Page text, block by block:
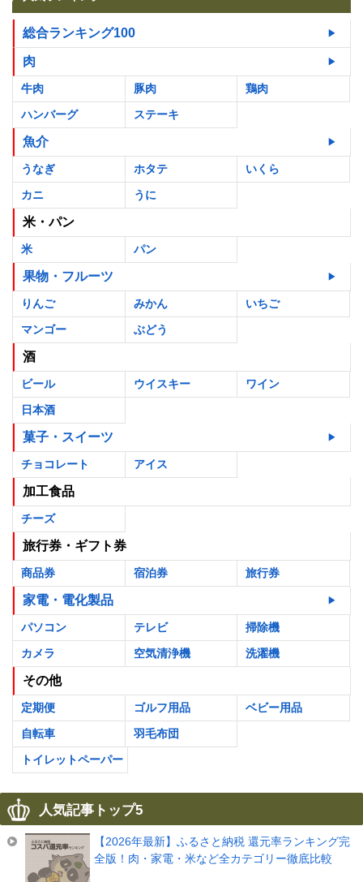
総合ランキング100
肉
牛肉 豚肉
鶏肉
ハンバーグ
ステーキ
魚介
うなぎ ホタテ
いくら
カニ
うに
米・パン
米 パン
果物・フルーツ
りんご みかん
いちご
マンゴー
ぶどう
酒
ビール ウイスキー
ワイン
日本酒
菓子・スイーツ
チョコレート アイス
加工食品
チーズ
旅行券・ギフト券
商品券 宿泊券 旅行券
家電・電化製品
パソコン テレビ
掃除機
カメラ
空気清浄機 洗濯機
その他
定期便 ゴルフ用品
ベビー用品
自転車
羽毛布団
トイレットペーパー
人気記事トップ5
【2026年最新】ふるさと納税 還元率ランキング完
全版！肉・家電・米など全カテゴリー徹底比較